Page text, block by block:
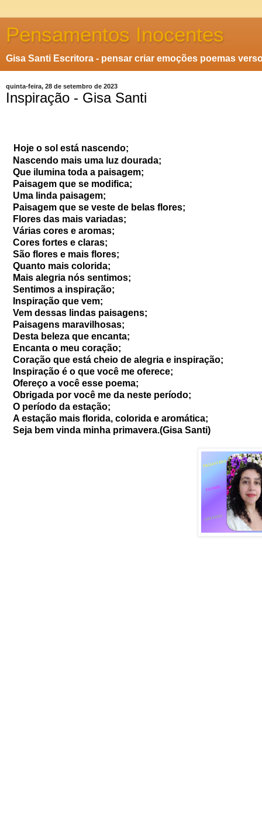
Pensamentos Inocentes
Gisa Santi Escritora - pensar criar emoções poemas
quinta-feira, 28 de setembro de 2023
Inspiração - Gisa Santi
Hoje o sol está nascendo;
Nascendo mais uma luz dourada;
Que ilumina toda a paisagem;
Paisagem que se modifica;
Uma linda paisagem;
Paisagem que se veste de belas flores;
Flores das mais variadas;
Várias cores e aromas;
Cores fortes e claras;
São flores e mais flores;
Quanto mais colorida;
Mais alegria nós sentimos;
Sentimos a inspiração;
Inspiração que vem;
Vem dessas lindas paisagens;
Paisagens maravilhosas;
Desta beleza que encanta;
Encanta o meu coração;
Coração que está cheio de alegria e inspiração;
Inspiração é o que você me oferece;
Ofereço a você esse poema;
Obrigada por você me da neste período;
O período da estação;
A estação mais florida, colorida e aromática;
Seja bem vinda minha primavera.(Gisa Santi)